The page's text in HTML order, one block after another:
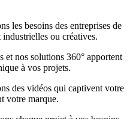
les besoins des entreprises de
industrielles ou créatives.
et nos solutions 360° apportent
à vos projets.
des vidéos qui captivent votre
votre marque.